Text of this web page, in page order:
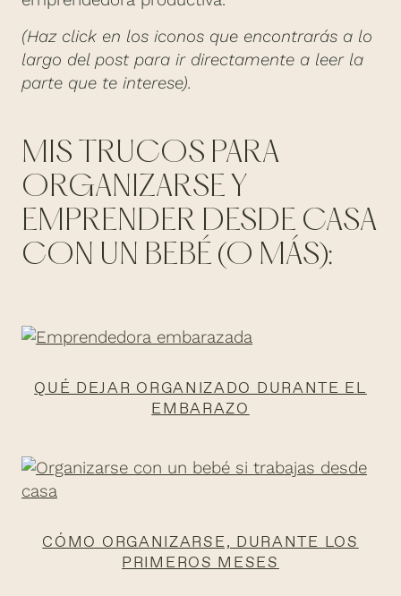
(Haz click en los iconos que encontrarás a lo
largo del post para ir directamente a leer la
parte que te interese).
MIS TRUCOS PARA
ORGANIZARSE Y
EMPRENDER DESDE CASA
CON UN BEBÉ (O MÁS):
QUÉ DEJAR ORGANIZADO DURANTE EL
EMBARAZO
CÓMO ORGANIZARSE, DURANTE LOS
PRIMEROS MESES